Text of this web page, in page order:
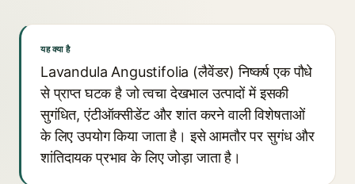
यह क्या है
Lavandula Angustifolia (लैवेंडर) निष्कर्ष एक पौधे
से प्राप्त घटक है जो त्वचा देखभाल उत्पादों में इसकी
सुगंधित, एंटीऑक्सीडेंट और शांत करने वाली विशेषताओं
के लिए उपयोग किया जाता है। इसे आमतौर पर सुगंध और
शांतिदायक प्रभाव के लिए जोड़ा जाता है।